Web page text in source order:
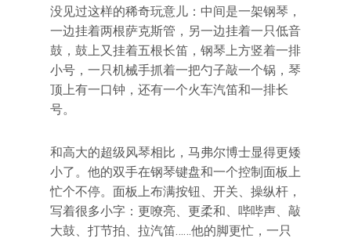
没见过这样的稀奇玩意儿：中间是一架钢琴，
一边挂着两根萨克斯管，另一边挂着一只低音
鼓，鼓上又挂着五根长笛，钢琴上方竖着一排
小号，一只机械手抓着一把勺子敲一个锅，琴
顶上有一口钟，还有一个火车汽笛和一排长
号。
和高大的超级风琴相比，马弗尔博士显得更矮
小了。他的双手在钢琴键盘和一个控制面板上
忙个不停。面板上布满按钮、开关、操纵杆，
写着很多小字：更嘹亮、更柔和、哔哔声、敲
大鼓、打节拍、拉汽笛……他的脚更忙，一只